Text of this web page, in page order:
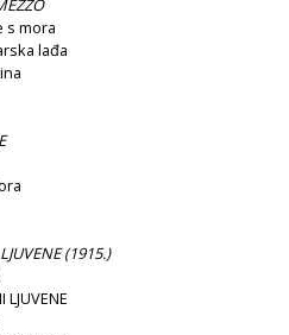
s mora
lađa
(1915.)
LJUVENE